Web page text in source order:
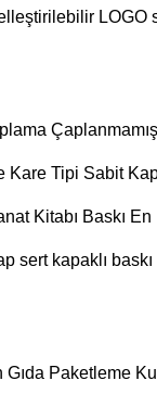
Kare Tipi Sabit
Kitabı Baskı
kapaklı baskı
Paketleme